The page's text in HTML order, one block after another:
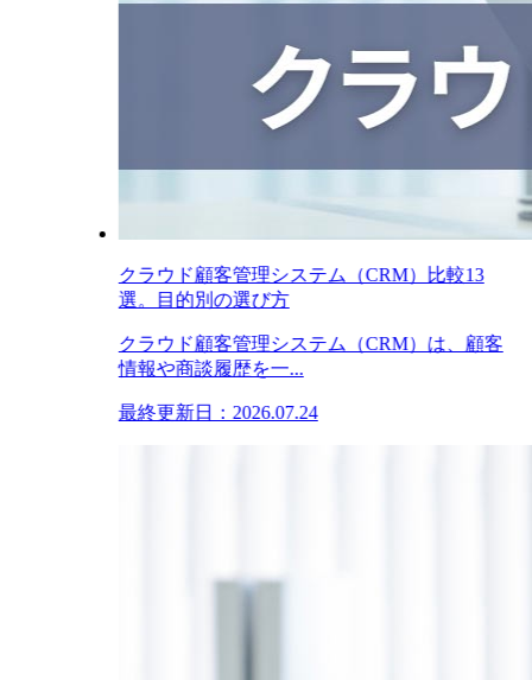
クラウド顧客管理システム（CRM）比較13
選。目的別の選び方
クラウド顧客管理システム（CRM）は、顧客
情報や商談履歴を一...
最終更新日：2026.07.24